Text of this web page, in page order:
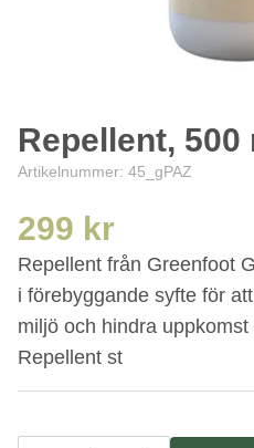
Repellent, 500
Artikelnummer: 45_gPAZ
299 kr
Repellent från Greenfoot
i förebyggande syfte för
miljö och hindra
Repellent st